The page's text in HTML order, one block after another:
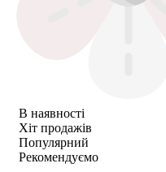
В наявності
Хіт продажів
Популярний
Рекомендуємо